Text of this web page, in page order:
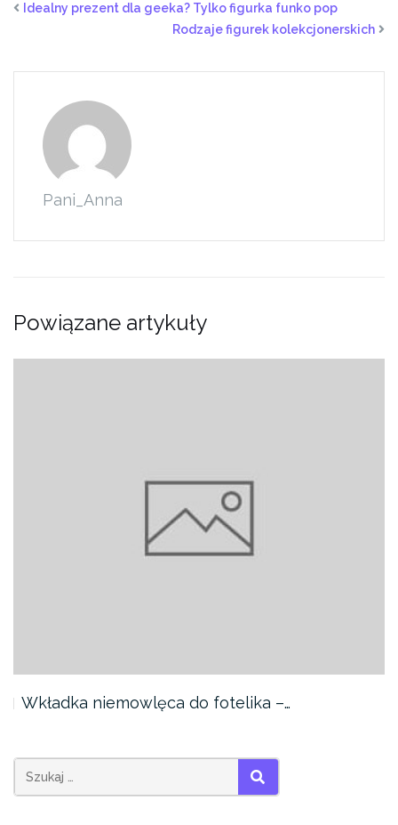
Idealny prezent dla geeka? Tylko figurka funko pop
Rodzaje figurek kolekcjonerskich
Pani_Anna
Powiązane artykuły
Wkładka niemowlęca do fotelika –…
SZUKAJ